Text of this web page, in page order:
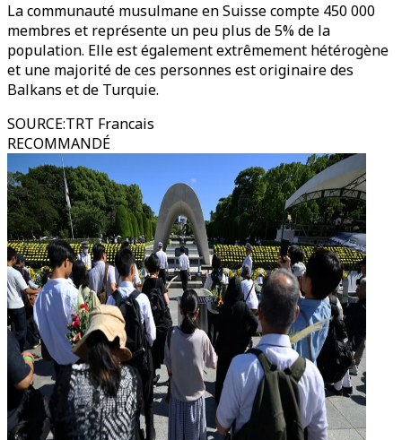
La communauté musulmane en Suisse compte 450 000
membres et représente un peu plus de 5% de la
population. Elle est également extrêmement hétérogène
et une majorité de ces personnes est originaire des
Balkans et de Turquie.
SOURCE:TRT Francais
RECOMMANDÉ